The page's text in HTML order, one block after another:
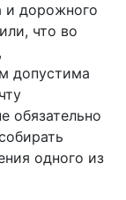
и дорожного
что во
допустима
обязательно
одного из